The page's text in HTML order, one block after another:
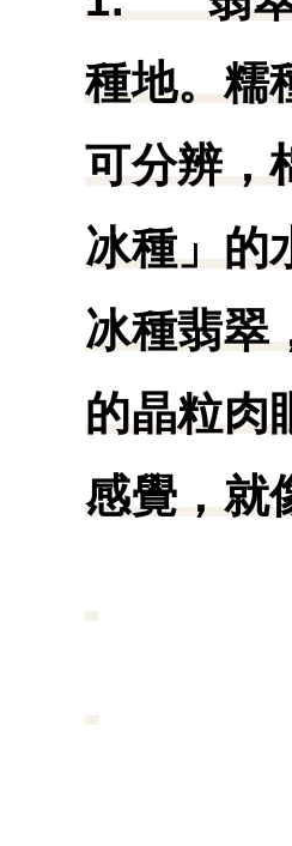
種地。糯
可分辨，
冰種」的
冰種翡翠
的晶粒肉
感覺，就